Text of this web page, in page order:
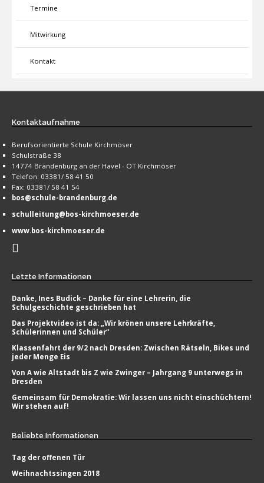
Termine
Mitwirkung
Kontakt
Kontaktaufnahme
Berufsorientierte Schule Kirchmöser
Schulstraße 38
14774 Brandenburg an der Havel - OT Kirchmöser
Telefon: 03381/ 58 41 50
Fax: 03381/ 58 41 54
bos@schule-brandenburg.de
schulleitung@bos-kirchmoeser.de
www.bos-kirchmoeser.de
Letzte Informationen
Danke, Ines Budick – Danke für eine Lehrerin, die
Schulgeschichte geschrieben hat
Das Projektvideo ist da: „Wir krönen unsere Lehrkräfte,
Schülerinnen und Schüler“
Klassenfahrt der 9/2 nach Dresden: Zwischen Rätseln, Bikes und
jeder Menge Eis
Von A wie Altstadt bis Z wie Zwinger – Jahrgang 9 unterwegs in
Dresden
Gemeinsam für Demokratie: Wir lassen uns nicht einschüchtern!
Wir stehen auf!
Beliebte Informationen
Tag der offenen Tür
Weihnachtssingen 2018